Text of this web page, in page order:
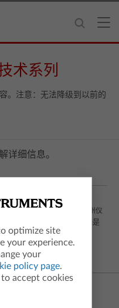
术系列
。注意：无法降级到以前的
详细信息。
国家/地区注册的商标。
Inc. 拥有的注册商标，德州仪
Windows 和 Windows 徽标是
和 Dash 是 Wonder
optimize site
your experience.
your
policy page.
accept cookies